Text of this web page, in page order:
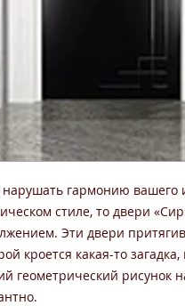
гармонию вашего
стиле, то двери
Эти двери
кроется какая-то
геометрический рисунок